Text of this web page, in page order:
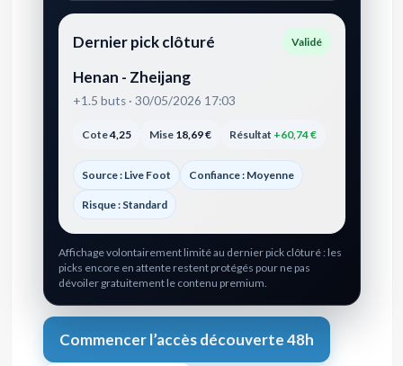
Dernier pick clôturé Validé
Henan - Zheijang
+1.5 buts · 30/05/2026 17:03
Cote4,25 Mise 18,69 € Résultat +60,74 €
Source : Live Foot Confiance : Moyenne
Risque : Standard
Affichage volontairement limité au dernier pick clôturé : les
picks encore en attente restent protégés pour ne pas
dévoiler gratuitement le contenu premium.
Commencer l’accès découverte 48h